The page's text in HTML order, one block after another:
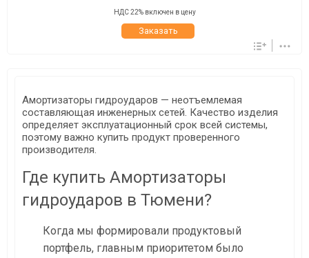
НДС 22% включен в цену
Заказать
Амортизаторы гидроударов — неотъемлемая
составляющая инженерных сетей. Качество изделия
определяет эксплуатационный срок всей системы,
поэтому важно купить продукт проверенного
производителя.
Где купить Амортизаторы
гидроударов в Тюмени?
Когда мы формировали продуктовый
портфель, главным приоритетом было